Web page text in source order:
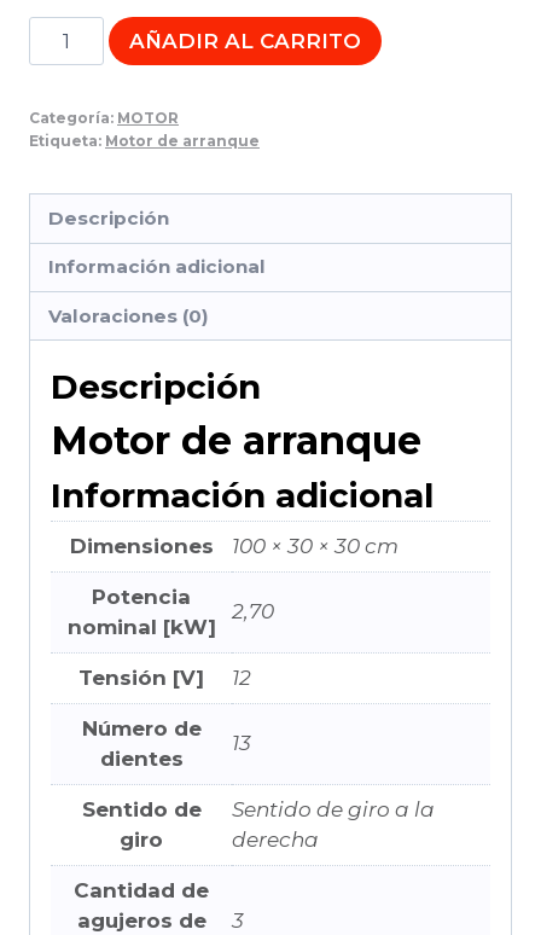
Motor
de
cantidad
AÑADIR AL CARRITO
Categoría: MOTOR
Etiqueta: Motor de arranque
Descripción
Información adicional
Valoraciones (0)
Descripción
Motor de arranque
Información adicional
Dimensiones 100 × 30 × 30 cm
Potencia
nominal [kW]
2,70
Tensión [V] 12
Número de
dientes
13
Sentido de
giro
Sentido de giro a la
derecha
Cantidad de
agujeros de
3